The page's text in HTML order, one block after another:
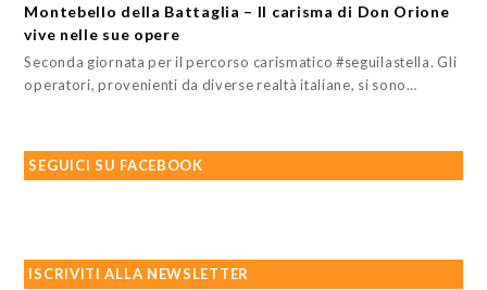
Montebello della Battaglia – Il carisma di Don Orione
vive nelle sue opere
Seconda giornata per il percorso carismatico #seguilastella. Gli
operatori, provenienti da diverse realtà italiane, si sono…
SEGUICI SU FACEBOOK
ISCRIVITI ALLA NEWSLETTER